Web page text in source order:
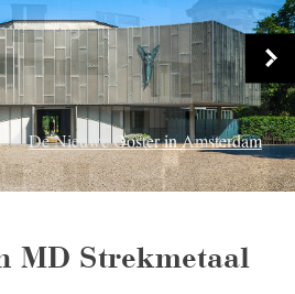
De Nieuwe Ooster in Amsterdam
Résidence Palace in Brussel, België
Kawasaki Europa in Hoofddorp
IKEA Duiven
MD Strekmetaal